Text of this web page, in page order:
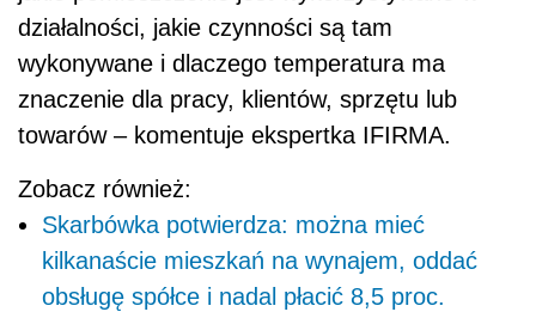
działalności, jakie czynności są tam
wykonywane i dlaczego temperatura ma
znaczenie dla pracy, klientów, sprzętu lub
towarów – komentuje ekspertka IFIRMA.
Zobacz również:
Skarbówka potwierdza: można mieć
kilkanaście mieszkań na wynajem, oddać
obsługę spółce i nadal płacić 8,5 proc.